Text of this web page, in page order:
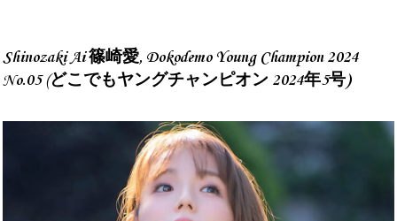
Shinozaki Ai 篠崎愛, Dokodemo Young Champion 2024
No.05 (どこでもヤングチャンピオン 2024年5号)